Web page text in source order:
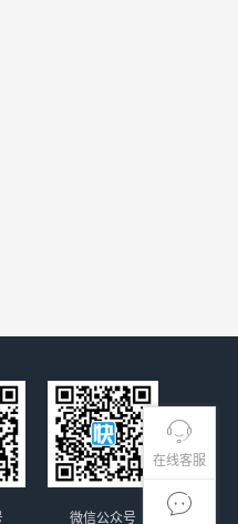
在线客服
微信公众号